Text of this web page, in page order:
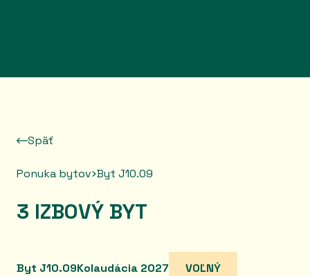
Späť
Ponuka bytov Byt J10.09
3 IZBOVÝ BYT
Byt J10.09Kolaudácia 2027 VOĽNÝ